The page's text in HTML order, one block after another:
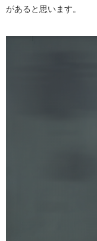
があると思います。